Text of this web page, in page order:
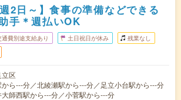
2日～】食事の準備などできる
手＊週払いOK
通費別途支給あり 土日祝日が休み 残業なし
立区
ら---分／北綾瀬駅から---分／足立小台駅から---分
大師西駅から---分／小菅駅から---分